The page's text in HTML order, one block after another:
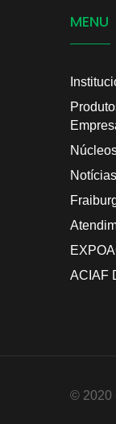
MENU
Notícias
ACIAF
© 2020